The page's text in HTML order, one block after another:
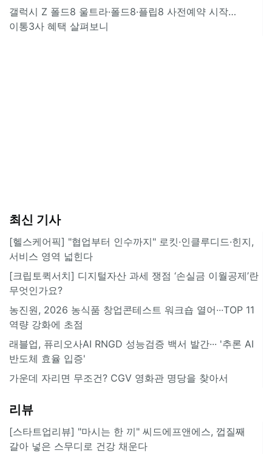
갤럭시 Z 폴드8 울트라·폴드8·플립8 사전예약 시작…
이통3사 혜택 살펴보니
최신 기사
[헬스케어픽] "협업부터 인수까지" 로킷·인클루디드·힌지,
서비스 영역 넓힌다
[크립토퀵서치] 디지털자산 과세 쟁점 ‘손실금 이월공제’란
무엇인가요?
농진원, 2026 농식품 창업콘테스트 워크숍 열어···TOP 11
역량 강화에 초점
래블업, 퓨리오사AI RNGD 성능검증 백서 발간··· '추론 AI
반도체 효율 입증'
가운데 자리면 무조건? CGV 영화관 명당을 찾아서
리뷰
[스타트업리뷰] "마시는 한 끼" 씨드에프앤에스, 껍질째
갈아 넣은 스무디로 건강 채운다